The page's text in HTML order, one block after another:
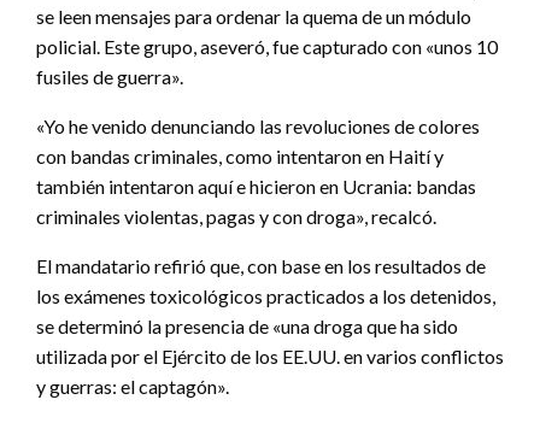
se leen mensajes para ordenar la quema de un módulo
policial. Este grupo, aseveró, fue capturado con «unos 10
fusiles de guerra».
«Yo he venido denunciando las revoluciones de colores
con bandas criminales, como intentaron en Haití y
también intentaron aquí e hicieron en Ucrania: bandas
criminales violentas, pagas y con droga», recalcó.
El mandatario refirió que, con base en los resultados de
los exámenes toxicológicos practicados a los detenidos,
se determinó la presencia de «una droga que ha sido
utilizada por el Ejército de los EE.UU. en varios conflictos
y guerras: el captagón».